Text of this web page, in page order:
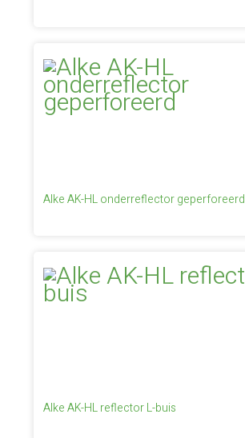
Alke AK-HL onderreflector geperforeerd
Alke AK-HL reflector L-buis